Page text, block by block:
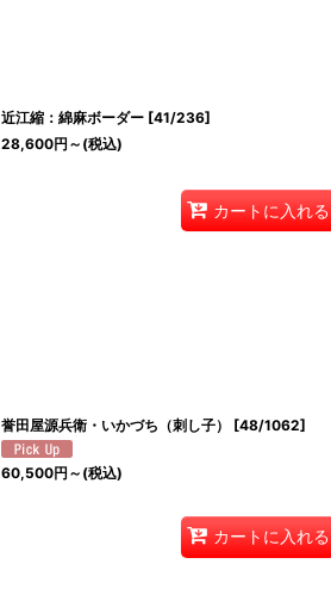
近江縮：綿麻ボーダー [41/236]
28,600円 ～ (税込)
カートに入れる
誉田屋源兵衛・いかづち（刺し子） [48/1062]
60,500円 ～ (税込)
カートに入れる